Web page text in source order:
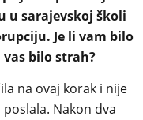
u sarajevskoj školi
Je li vam bilo
bilo strah?
na ovaj korak i nije
Nakon dva